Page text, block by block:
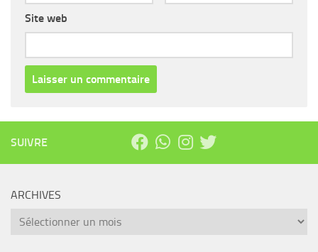
Site web
SUIVRE
ARCHIVES
Archives